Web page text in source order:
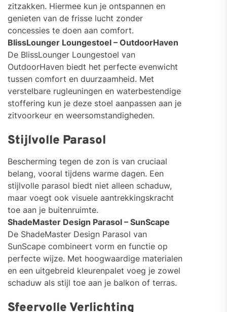
zitzakken. Hiermee kun je ontspannen en
genieten van de frisse lucht zonder
concessies te doen aan comfort.
BlissLounger Loungestoel – OutdoorHaven
De BlissLounger Loungestoel van
OutdoorHaven biedt het perfecte evenwicht
tussen comfort en duurzaamheid. Met
verstelbare rugleuningen en waterbestendige
stoffering kun je deze stoel aanpassen aan je
zitvoorkeur en weersomstandigheden.
Stijlvolle Parasol
Bescherming tegen de zon is van cruciaal
belang, vooral tijdens warme dagen. Een
stijlvolle parasol biedt niet alleen schaduw,
maar voegt ook visuele aantrekkingskracht
toe aan je buitenruimte.
ShadeMaster Design Parasol – SunScape
De ShadeMaster Design Parasol van
SunScape combineert vorm en functie op
perfecte wijze. Met hoogwaardige materialen
en een uitgebreid kleurenpalet voeg je zowel
schaduw als stijl toe aan je balkon of terras.
Sfeervolle Verlichting